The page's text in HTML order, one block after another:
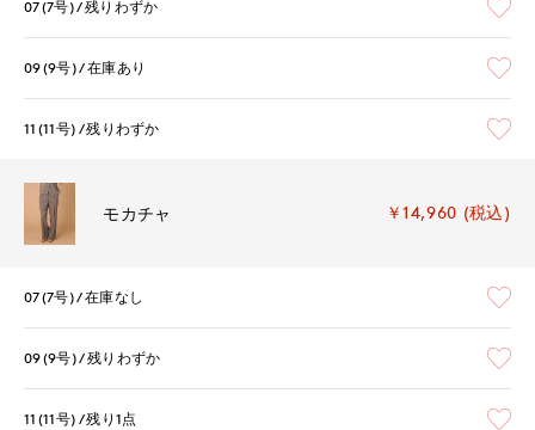
07(7号) 残りわずか
09(9号) 在庫あり
11(11号) 残りわずか
モカチャ ￥14,960 (税込)
07(7号) 在庫なし
09(9号) 残りわずか
11(11号) 残り1点